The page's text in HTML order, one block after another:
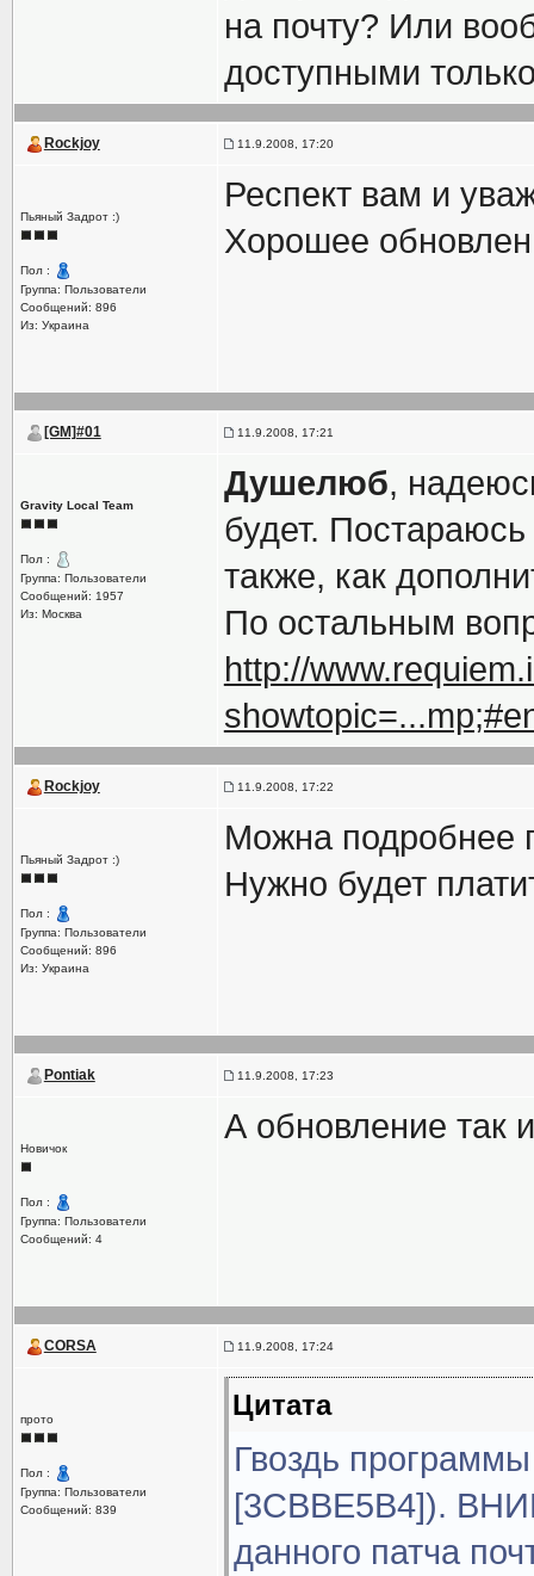
на почту? Или
доступными
Rockjoy 11.9.2008, 17:20
Пьяный Задрот :)
Пол :
Группа: Пользователи
Сообщений: 896
Из: Украина
Респект вам и
Хорошее
[GM]#01 11.9.2008, 17:21
Gravity Local Team
Пол :
Группа: Пользователи
Сообщений: 1957
Из: Москва
Душелюб,
будет.
также, как
По остальным
http://
Rockjoy 11.9.2008, 17:22
Пьяный Задрот :)
Пол :
Группа: Пользователи
Сообщений: 896
Из: Украина
Можна подробнее
Нужно будет
Pontiak 11.9.2008, 17:23
Новичок
Пол :
Группа: Пользователи
Сообщений: 4
А обновление так
CORSA 11.9.2008, 17:24
прото
Пол :
Группа: Пользователи
Сообщений: 839
Цитата
Гвоздь
[3CBBE5B4]).
данного патча